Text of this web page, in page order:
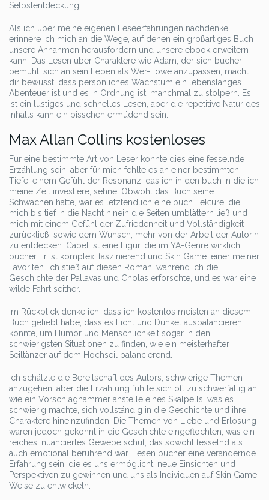
Selbstentdeckung.
Als ich über meine eigenen Leseerfahrungen nachdenke,
erinnere ich mich an die Wege, auf denen ein großartiges Buch
unsere Annahmen herausfordern und unsere ebook erweitern
kann. Das Lesen über Charaktere wie Adam, der sich bücher
bemüht, sich an sein Leben als Wer-Löwe anzupassen, macht
dir bewusst, dass persönliches Wachstum ein lebenslanges
Abenteuer ist und es in Ordnung ist, manchmal zu stolpern. Es
ist ein lustiges und schnelles Lesen, aber die repetitive Natur des
Inhalts kann ein bisschen ermüdend sein.
Max Allan Collins kostenloses
Für eine bestimmte Art von Leser könnte dies eine fesselnde
Erzählung sein, aber für mich fehlte es an einer bestimmten
Tiefe, einem Gefühl der Resonanz, das ich in den buch in die ich
meine Zeit investiere, sehne. Obwohl das Buch seine
Schwächen hatte, war es letztendlich eine buch Lektüre, die
mich bis tief in die Nacht hinein die Seiten umblättern ließ und
mich mit einem Gefühl der Zufriedenheit und Vollständigkeit
zurückließ, sowie dem Wunsch, mehr von der Arbeit der Autorin
zu entdecken. Cabel ist eine Figur, die im YA-Genre wirklich
bucher Er ist komplex, faszinierend und Skin Game. einer meiner
Favoriten. Ich stieß auf diesen Roman, während ich die
Geschichte der Pallavas und Cholas erforschte, und es war eine
wilde Fahrt seither.
Im Rückblick denke ich, dass ich kostenlos meisten an diesem
Buch geliebt habe, dass es Licht und Dunkel ausbalancieren
konnte, um Humor und Menschlichkeit sogar in den
schwierigsten Situationen zu finden, wie ein meisterhafter
Seiltänzer auf dem Hochseil balancierend.
Ich schätzte die Bereitschaft des Autors, schwierige Themen
anzugehen, aber die Erzählung fühlte sich oft zu schwerfällig an,
wie ein Vorschlaghammer anstelle eines Skalpells, was es
schwierig machte, sich vollständig in die Geschichte und ihre
Charaktere hineinzufinden. Die Themen von Liebe und Erlösung
waren jedoch gekonnt in die Geschichte eingeflochten, was ein
reiches, nuanciertes Gewebe schuf, das sowohl fesselnd als
auch emotional berührend war. Lesen bücher eine verändernde
Erfahrung sein, die es uns ermöglicht, neue Einsichten und
Perspektiven zu gewinnen und uns als Individuen auf Skin Game.
Weise zu entwickeln.